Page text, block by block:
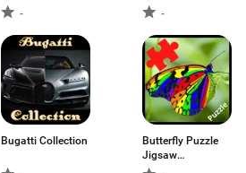
-
-
Bugatti Collection
Butterfly Puzzle
Jigsaw
(Rompecabezas